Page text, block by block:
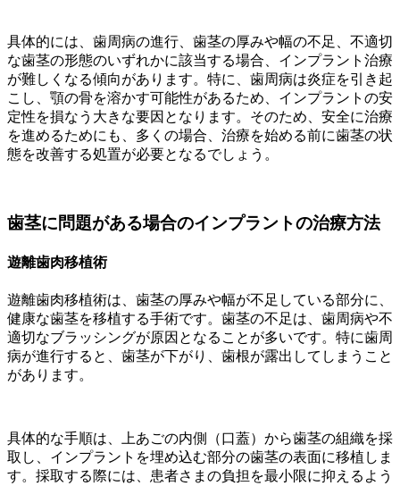
具体的には、歯周病の進行、歯茎の厚みや幅の不足、不適切
な歯茎の形態のいずれかに該当する場合、インプラント治療
が難しくなる傾向があります。特に、歯周病は炎症を引き起
こし、顎の骨を溶かす可能性があるため、インプラントの安
定性を損なう大きな要因となります。そのため、安全に治療
を進めるためにも、多くの場合、治療を始める前に歯茎の状
態を改善する処置が必要となるでしょう。
歯茎に問題がある場合のインプラントの治療方法
遊離歯肉移植術
遊離歯肉移植術は、歯茎の厚みや幅が不足している部分に、
健康な歯茎を移植する手術です。歯茎の不足は、歯周病や不
適切なブラッシングが原因となることが多いです。特に歯周
病が進行すると、歯茎が下がり、歯根が露出してしまうこと
があります。
具体的な手順は、上あごの内側（口蓋）から歯茎の組織を採
取し、インプラントを埋め込む部分の歯茎の表面に移植しま
す。採取する際には、患者さまの負担を最小限に抑えるよう